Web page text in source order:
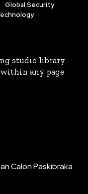
Global Security
studio library
within any page
Calon Paskibraka